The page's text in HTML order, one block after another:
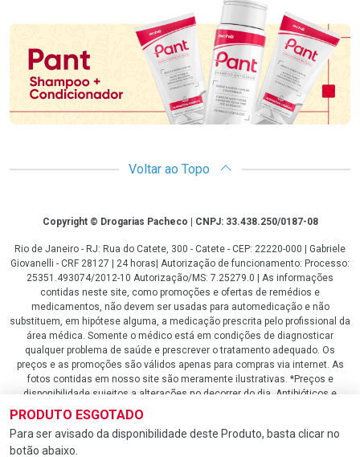
PRODUTO ESGOTADO
Para ser avisado da disponibilidade deste Produto, basta clicar no
botão abaixo.
Promoção em Destaque
Voltar ao Topo
CopyrightCopyright © Drogarias Pacheco | CNPJ: 33.438.250/0187-08
Rio de Janeiro - RJ: Rua do Catete, 300 - Catete - CEP: 22220-000 | Gabriele
Giovanelli - CRF 28127 | 24 horas| Autorização de funcionamento: Processo:
25351.493074/2012-10 Autorização/MS: 7.25279.0 | As informações
contidas neste site, como promoções e ofertas de remédios e
medicamentos, não devem ser usadas para automedicação e não
substituem, em hipótese alguma, a medicação prescrita pelo profissional da
área médica. Somente o médico está em condições de diagnosticar
qualquer problema de saúde e prescrever o tratamento adequado. Os
preços e as promoções são válidos apenas para compras via internet. As
fotos contidas em nosso site são meramente ilustrativas. *Preços e
disponibilidade sujeitos a alterações no decorrer do dia. Antibióticos e
antimicrobianos vendas apenas em lojas físicas ou televendas. Portaria nº
344 - 01/02/1999 - Ministério da Saúde. Horário de funcionamento Central
de Vendas e Atendimento ao Cliente 4020 4404 ou 0800 282 10 10 de